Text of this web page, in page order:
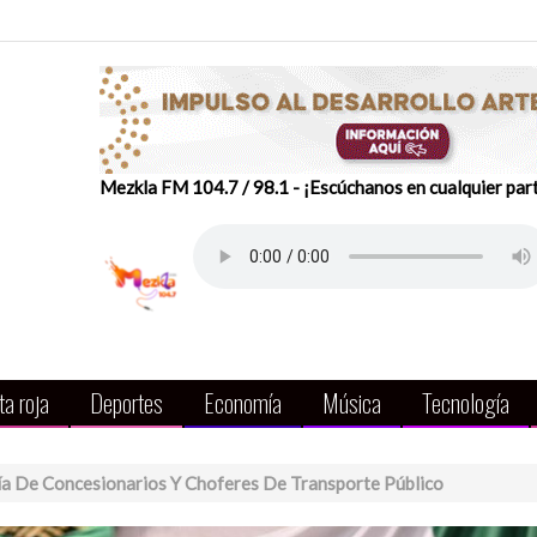
Mezkla FM 104.7 / 98.1 - ¡Escúchanos en cualquier
roja Deportes Economía Música Tecnología
De Concesionarios Y Choferes De Transporte Público